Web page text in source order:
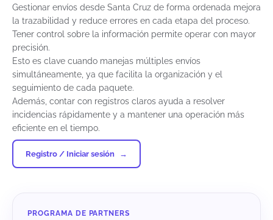
Gestionar envíos desde Santa Cruz de forma ordenada mejora
la trazabilidad y reduce errores en cada etapa del proceso.
Tener control sobre la información permite operar con mayor
precisión.
Esto es clave cuando manejas múltiples envíos
simultáneamente, ya que facilita la organización y el
seguimiento de cada paquete.
Además, contar con registros claros ayuda a resolver
incidencias rápidamente y a mantener una operación más
eficiente en el tiempo.
Registro / Iniciar sesión
PROGRAMA DE PARTNERS